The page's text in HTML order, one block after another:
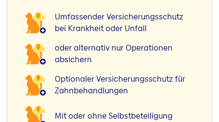
Umfassender Versicherungsschutz
bei Krankheit oder Unfall
oder alternativ nur Operationen
absichern
Optionaler Versicherungsschutz für
Zahnbehandlungen
Mit oder ohne Selbstbeteiligung